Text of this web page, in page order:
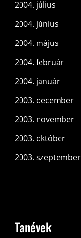
2004. július
2004. június
2004. május
2004. február
2004. január
2003. december
2003. november
2003. október
2003. szeptember
Tanévek